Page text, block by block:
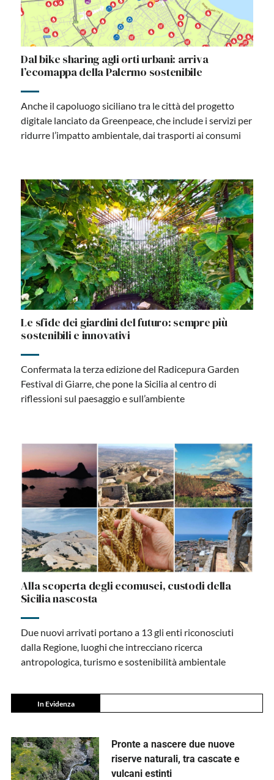
Dal bike sharing agli orti urbani: arriva
l’ecomappa della Palermo sostenibile
Anche il capoluogo siciliano tra le città del progetto
digitale lanciato da Greenpeace, che include i servizi per
ridurre l’impatto ambientale, dai trasporti ai consumi
Le sfide dei giardini del futuro: sempre più
sostenibili e innovativi
Confermata la terza edizione del Radicepura Garden
Festival di Giarre, che pone la Sicilia al centro di
riflessioni sul paesaggio e sull’ambiente
Alla scoperta degli ecomusei, custodi della
Sicilia nascosta
Due nuovi arrivati portano a 13 gli enti riconosciuti
dalla Regione, luoghi che intrecciano ricerca
antropologica, turismo e sostenibilità ambientale
In Evidenza
Pronte a nascere due nuove
riserve naturali, tra cascate e
vulcani estinti